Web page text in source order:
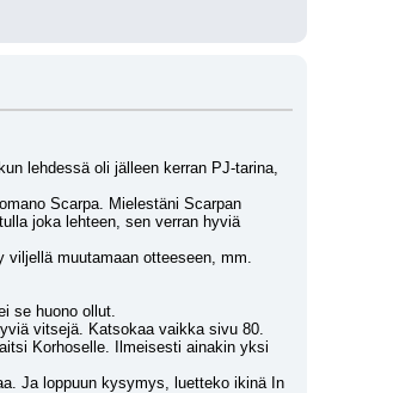
lehdessä oli jälleen kerran PJ-tarina,
Scarpa. Mielestäni Scarpan
joka lehteen, sen verran hyviä
muutamaan otteeseen, mm.
se huono ollut.
vitsejä. Katsokaa vaikka sivu 80.
Korhoselle. Ilmeisesti ainakin yksi
Ja loppuun kysymys, luetteko ikinä In